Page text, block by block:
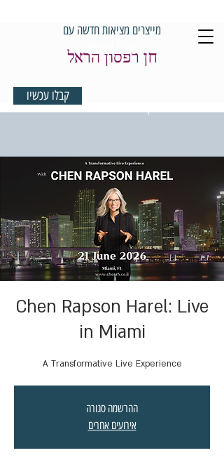
מייצרים מציאות חדשה עם
חן רפסון הראל
קבלו עכשיו
Chen Rapson Harel: Live
in Miami
A Transformative Live Experience
ההרשמה סגורה
אירועים אחרים